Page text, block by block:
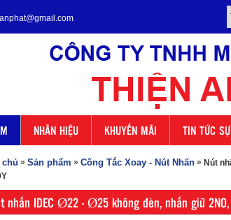
NHÃN HIỆU KHUYẾN MÃI TIN TỨC
chủ » Sản phẩm » Công Tắc Xoay - Nút Nhấn » Nút
nhấn IDEC Ø22 - Ø25 không đèn, nhấn giữ 2NO,